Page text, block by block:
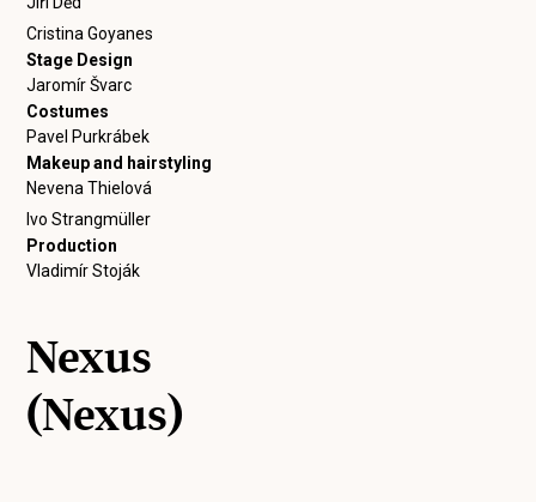
Cristina Goyanes
Stage Design
Jaromír Švarc
Costumes
Pavel Purkrábek
Makeup and hairstyling
Nevena Thielová
Ivo Strangmüller
Production
Vladimír Stoják
Nexus
(Nexus)